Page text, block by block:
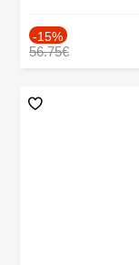
-15%
56.75€